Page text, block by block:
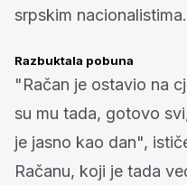
srpskim nacionalistima.
Razbuktala pobuna
"Račan je ostavio na
su mu tada, gotovo
je jasno kao dan",
Račanu, koji je tada